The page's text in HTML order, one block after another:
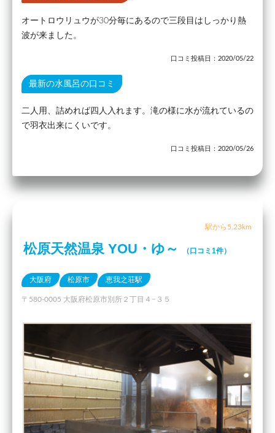
オートロウリュウが30分毎にあるので三段目はしっかり熱
波が来ました。
口コミ投稿日：2020/05/22
最新の水風呂の口コミ
二人用、詰めれば四人入れます。滝の様に水が流れているの
で羽衣出来にくいです。
口コミ投稿日：2020/05/26
駅から5.23km
松原天然温泉 YOU・ゆ～ （口コミ1件）
大阪府 松原市 恵我之荘駅
〒580-0005 大阪府松原市別所２丁目４−３５